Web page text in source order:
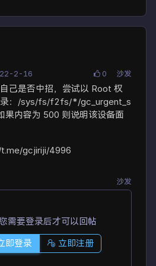
2-16 0 沙发
己是否中招，尝试以 Root 权
录：/sys/fs/f2fs/*/gc_urgent_s
果内容为 500 则说明该设备面
gcjiriji/4996
沙发
需要登录后才可以回帖
即登录
立即注册